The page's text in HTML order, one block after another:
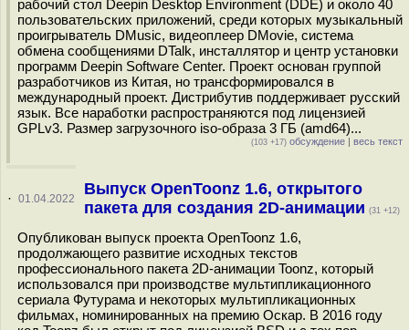
рабочий стол Deepin Desktop Environment (DDE) и около 40
пользовательских приложений, среди которых музыкальный
проигрыватель DMusic, видеоплеер DMovie, система
обмена сообщениями DTalk, инсталлятор и центр установки
программ Deepin Software Center. Проект основан группой
разработчиков из Китая, но трансформировался в
международный проект. Дистрибутив поддерживает русский
язык. Все наработки распространяются под лицензией
GPLv3. Размер загрузочного iso-образа 3 ГБ (amd64)...
(103 +17) обсуждение | весь текст
· 01.04.2022
Выпуск OpenToonz 1.6, открытого
пакета для создания 2D-анимации (31 +12)
Опубликован выпуск проекта OpenToonz 1.6,
продолжающего развитие исходных текстов
профессионального пакета 2D-анимации Toonz, который
использовался при производстве мультипликационного
сериала Футурама и некоторых мультипликационных
фильмах, номинированных на премию Оскар. В 2016 году